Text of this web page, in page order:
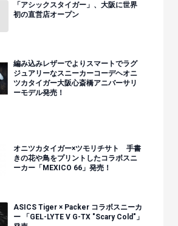
「アシックスタイガー」、大阪に世界
初の直営店オープン
編み込みレザーでよりスマートでラグ
ジュアリーなスニーカーコーデヘオニ
ツカタイガー大阪心斎橋アニバーサリ
ーモデル発売！
オニツカタイガー×ツモリチサト 手書
きの花や鳥をプリントしたコラボスニ
ーカー「MEXICO 66」発売！
ASICS Tiger × Packer コラボスニーカ
ー 「GEL-LYTE V G-TX "Scary Cold"」